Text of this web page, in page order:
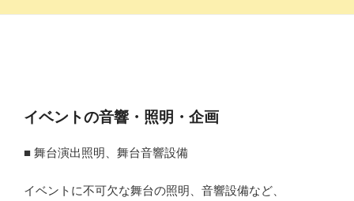
イベントの音響・照明・企画
■ 舞台演出照明、舞台音響設備
イベントに不可欠な舞台の照明、音響設備など、